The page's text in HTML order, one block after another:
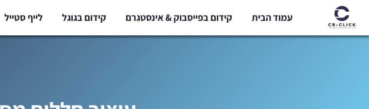
לתוכן
עמוד הבית קידום בפייסבוק & אינסטגרם קידום בגוגל לייף סטייל